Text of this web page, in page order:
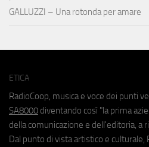
GALLUZZI – Una rotonda per amare
ETICA
RadioCoop, musica e voce dei punti
SA8000 diventando così "la prima
della comunicazione e dell'editoria, a
Dal punto di vista artistico e culturale,